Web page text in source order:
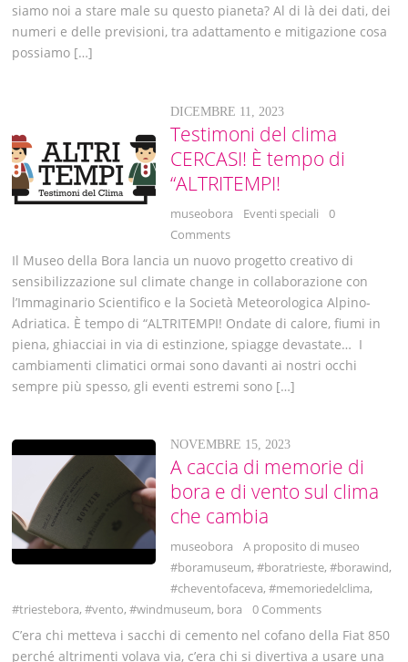
siamo noi a stare male su questo pianeta? Al di là dei dati, dei
numeri e delle previsioni, tra adattamento e mitigazione cosa
possiamo […]
DICEMBRE 11, 2023
Testimoni del clima
CERCASI! È tempo di
“ALTRITEMPI!
museobora Eventi speciali
0
Comments
Il Museo della Bora lancia un nuovo progetto creativo di
sensibilizzazione sul climate change in collaborazione con
l’Immaginario Scientifico e la Società Meteorologica Alpino-
Adriatica. È tempo di “ALTRITEMPI! Ondate di calore, fiumi in
piena, ghiacciai in via di estinzione, spiagge devastate… I
cambiamenti climatici ormai sono davanti ai nostri occhi
sempre più spesso, gli eventi estremi sono […]
NOVEMBRE 15, 2023
A caccia di memorie di
bora e di vento sul clima
che cambia
museobora
A proposito di museo
#boramuseum,#boratrieste,#borawind,
#cheventofaceva,#memoriedelclima,
#triestebora,#vento,#windmuseum, bora 0 Comments
C’era chi metteva i sacchi di cemento nel cofano della Fiat 850
perché altrimenti volava via, c’era chi si divertiva a usare una